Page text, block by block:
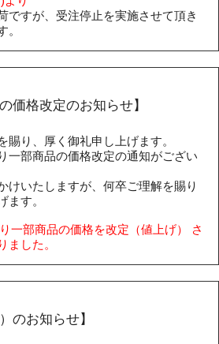
ですが、受注停止を実施させて頂き
。
価格改定のお知らせ】
賜り、厚く御礼申し上げます。
一部商品の価格改定の通知がござい
けいたしますが、何卒ご理解を賜り
ます。
一部商品の価格を改定（値上げ） さ
ました。
のお知らせ】